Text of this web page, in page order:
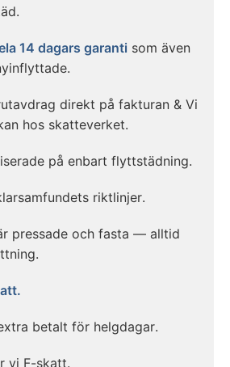
14 dagars garanti som även
direkt på fakturan & Vi
hos skatteverket.
på enbart flyttstädning.
riktlinjer.
pressade och fasta — alltid
betalt för helgdagar.
vi F-skatt.